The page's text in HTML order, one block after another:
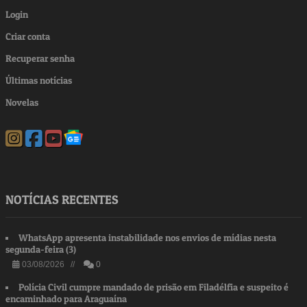
Login
Criar conta
Recuperar senha
Últimas notícias
Novelas
NOTÍCIAS RECENTES
WhatsApp apresenta instabilidade nos envios de mídias nesta
segunda-feira (3)
03/08/2026 // 0
Polícia Civil cumpre mandado de prisão em Filadélfia e suspeito é
encaminhado para Araguaína